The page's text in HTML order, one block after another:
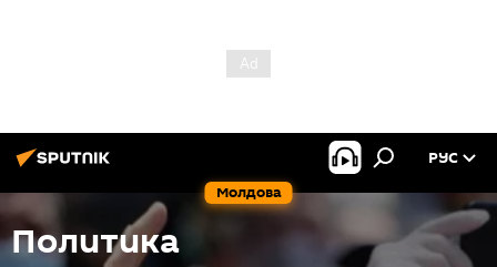
Молдова
РУС
Политика